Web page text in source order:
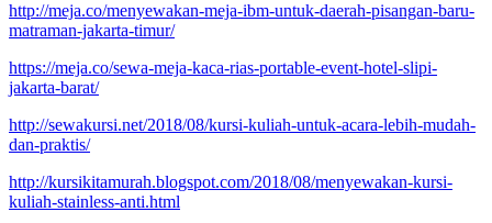
http://meja.co/menyewakan-meja-ibm-untuk-daerah-pisangan-baru-
matraman-jakarta-timur/
https://meja.co/sewa-meja-kaca-rias-portable-event-hotel-slipi-
jakarta-barat/
http://sewakursi.net/2018/08/kursi-kuliah-untuk-acara-lebih-mudah-
dan-praktis/
http://kursikitamurah.blogspot.com/2018/08/menyewakan-kursi-
kuliah-stainless-anti.html